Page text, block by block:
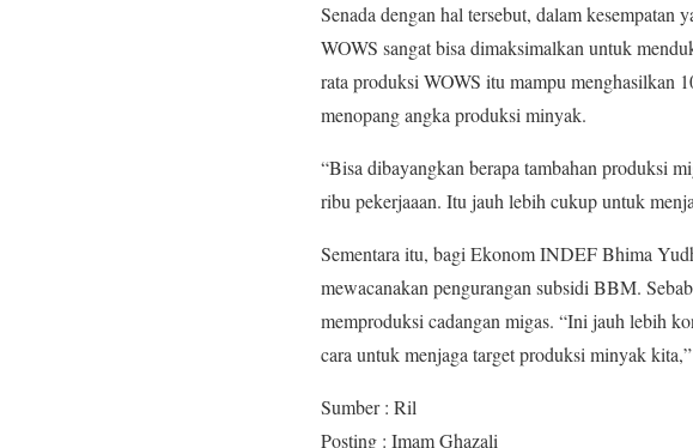
Senada dengan hal tersebut, dalam
WOWS sangat bisa dimaksimalkan untuk
rata produksi WOWS itu mampu menghasilkan
menopang angka produksi minyak.
“Bisa dibayangkan berapa tambahan produksi
ribu pekerjaaan. Itu jauh lebih cukup untuk
Sementara itu, bagi Ekonom INDEF Bhima
mewacanakan pengurangan subsidi BBM.
memproduksi cadangan migas. “Ini jauh lebih
cara untuk menjaga target produksi minyak
Sumber : Ril
Posting : Imam Ghazali